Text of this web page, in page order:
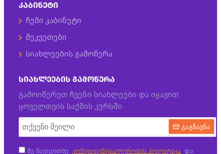
ᲙᲐᲑᲘᲜᲔᲢᲘ
ჩემი კაბინეტი
შეკვეთები
სიახლეების გამოწერა
ᲡᲘᲐᲮᲚᲔᲔᲑᲘᲡ ᲒᲐᲛᲝᲬᲔᲠᲐ
გამოიწერეთ ჩვენი სიახლეები და იყავით
ყოველთვის საქმის კურსში
გაგზავნა
მე წავიკითხე კონფიდენციალურობის პოლიტიკა და